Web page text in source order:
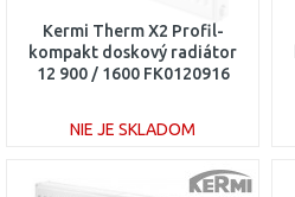
Kermi Therm X2 Profil-
kompakt doskový radiátor
12 900 / 1600 FK0120916
NIE JE SKLADOM
DO KOŠÍKA